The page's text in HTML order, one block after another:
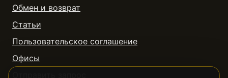
Обмен и возврат
Статьи
Пользовательское соглашение
Офисы